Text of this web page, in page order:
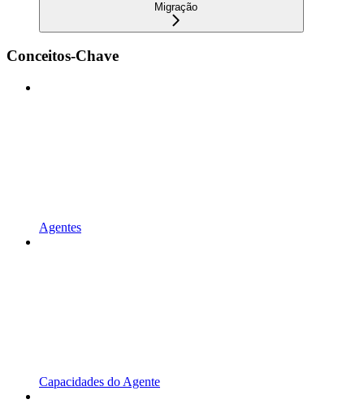
Migração
Conceitos-Chave
Agentes
Capacidades do Agente